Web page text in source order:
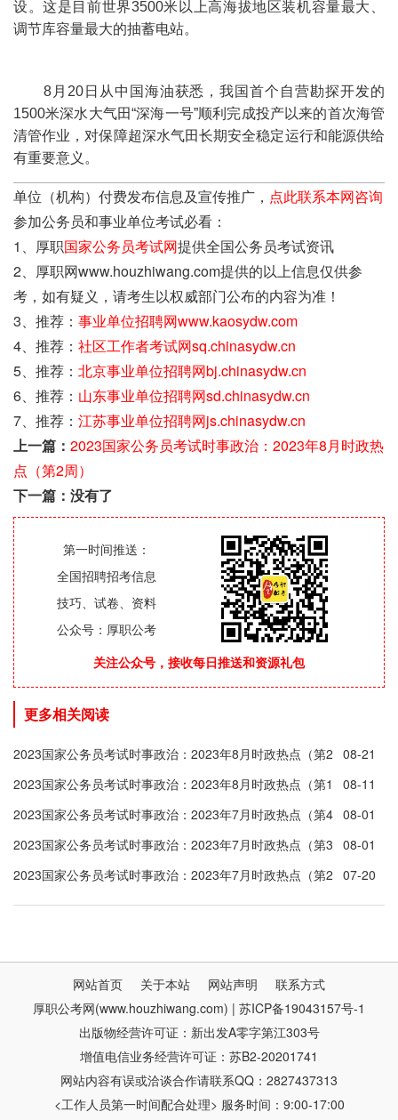
设。这是目前世界3500米以上高海拔地区装机容量最大、
调节库容量最大的抽蓄电站。
8月20日从中国海油获悉，我国首个自营勘探开发的
1500米深水大气田“深海一号”顺利完成投产以来的首次海管
清管作业，对保障超深水气田长期安全稳定运行和能源供给
有重要意义。
单位（机构）付费发布信息及宣传推广， 点此联系本网咨询
参加公务员和事业单位考试必看：
1、厚职国家公务员考试网提供全国公务员考试资讯
2、厚职网www.houzhiwang.com提供的以上信息仅供参
考，如有疑义，请考生以权威部门公布的内容为准！
3、推荐： 事业单位招聘网www.kaosydw.com
4、推荐： 社区工作者考试网sq.chinasydw.cn
5、推荐： 北京事业单位招聘网bj.chinasydw.cn
6、推荐： 山东事业单位招聘网sd.chinasydw.cn
7、推荐： 江苏事业单位招聘网js.chinasydw.cn
上一篇： 2023国家公务员考试时事政治：2023年8月时政热
点（第2周）
下一篇：没有了
第一时间推送：
全国招聘招考信息
技巧、试卷、资料
公众号：厚职公考
关注公众号，接收每日推送和资源礼包
更多相关阅读
2023国家公务员考试时事政治：2023年8月时政热点（第2
周）
08-21
2023国家公务员考试时事政治：2023年8月时政热点（第1
周）
08-11
2023国家公务员考试时事政治：2023年7月时政热点（第4
周）
08-01
2023国家公务员考试时事政治：2023年7月时政热点（第3
周）
08-01
2023国家公务员考试时事政治：2023年7月时政热点（第2 07-20
网站首页 关于本站 网站声明
联系方式
厚职公考网(www.houzhiwang.com) | 苏ICP备19043157号-1
出版物经营许可证：新出发A零字第江303号
增值电信业务经营许可证：苏B2-20201741
网站内容有误或洽谈合作请联系QQ：2827437313
<工作人员第一时间配合处理> 服务时间：9:00-17:00